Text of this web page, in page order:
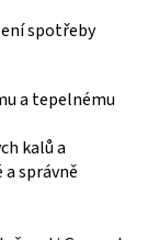
spotřeby
a tepelnému
kalů a
správně